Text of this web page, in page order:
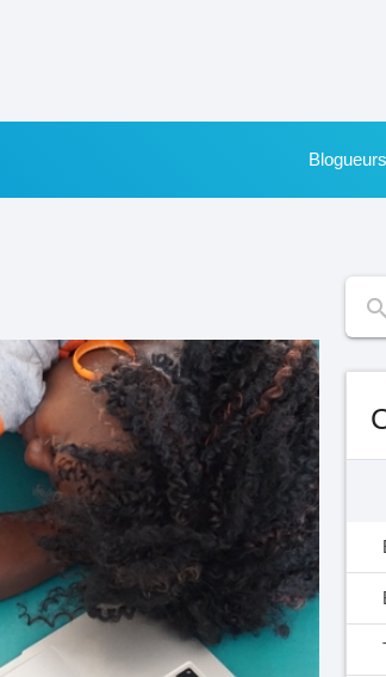
Blogueurs
search